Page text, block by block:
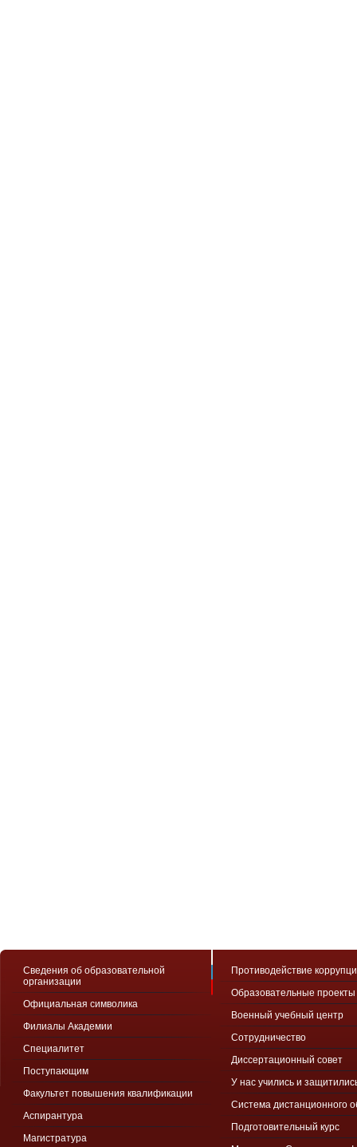
Сведения об образовательной
организации
Официальная символика
Филиалы Академии
Специалитет
Поступающим
Факультет повышения квалификации
Аспирантура
Магистратура
Противодействие
Образовательные проекты
Военный учебный центр
Сотрудничество
Диссертационный совет
У нас учились и
Система дистанционного
Подготовительный курс